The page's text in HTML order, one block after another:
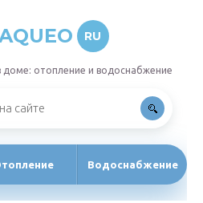
RU
доме: отопление и водоснабжение
Водоснабжение